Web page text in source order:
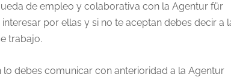
de empleo y colaborativa con la Agentur für
por ellas y si no te aceptan debes decir a
trabajo.
debes comunicar con anterioridad a la Agentur